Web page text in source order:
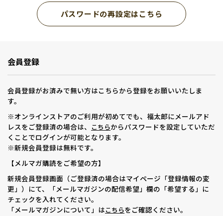
パスワードの再設定はこちら
会員登録
会員登録がお済みで無い方はこちらから登録をお願いいたしま
す。
※オンラインストアのご利用が初めてでも、福太郎にメールアド
レスをご登録済の場合は、 こちらからパスワードを設定していただ
くことでログインが可能となります。
※新規会員登録は無料です。
【メルマガ購読をご希望の方】
新規会員登録画面（ご登録済の場合はマイページ「登録情報の変
更」）にて、「メールマガジンの配信希望」欄の「希望する」に
チェックを入れてください。
「メールマガジンについて」はこちらをご確認ください。